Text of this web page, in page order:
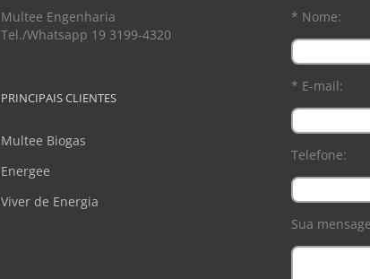
Multee Engenharia
Tel./Whatsapp 19 3199-4320
PRINCIPAIS CLIENTES
Multee Biogas
Energee
Viver de Energia
* Nome:
* E-mail:
Telefone:
Sua